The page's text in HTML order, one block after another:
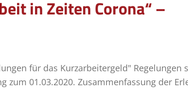
in Zeiten Corona“ –
für das Kurzarbeitergeld" Regelungen
01.03.2020. Zusammenfassung der